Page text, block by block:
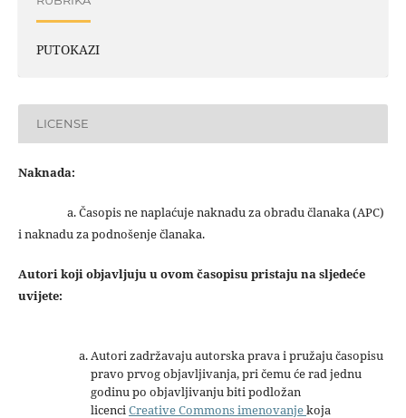
PUTOKAZI
LICENSE
Naknada:
a. Časopis ne naplaćuje naknadu za obradu članaka (APC)
i naknadu za podnošenje članaka.
Autori koji objavljuju u ovom časopisu pristaju na sljedeće
uvijete:
Autori zadržavaju autorska prava i pružaju časopisu
pravo prvog objavljivanja, pri čemu će rad jednu
godinu po objavljivanju biti podložan
licenciCreative Commons imenovanjekoja